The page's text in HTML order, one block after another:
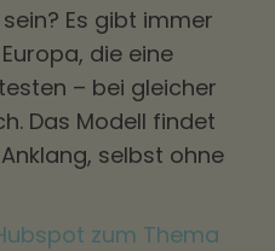
Es gibt immer
die eine
– bei gleicher
Das Modell findet
selbst ohne
zum Thema